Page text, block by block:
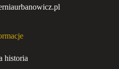
historia